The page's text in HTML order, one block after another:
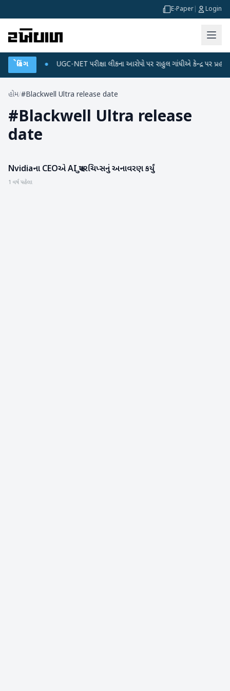
E-Paper Login
બ્રેકિંગ
પ્લાન UGC-NET પરીક્ષા લીકના આરોપો પર રાહુલ ગાંધીએ કેન્દ્ર પર પ્રહાર
હોમ/#Blackwell Ultra release date
#Blackwell Ultra release
date
ગેજેટ
Nvidiaના CEOએ AI સુપરચિપ્સનું અનાવરણ કર્યું
1 વર્ષ પહેલા